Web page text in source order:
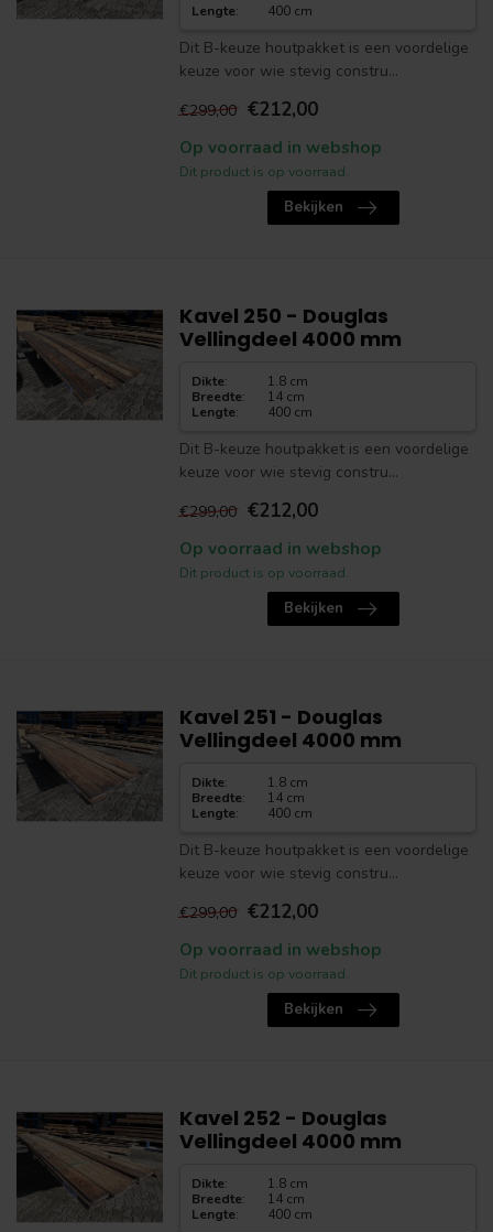
Lengte: 400 cm
Dit B-keuze houtpakket is een voordelige
keuze voor wie stevig constru...
€299,00 €212,00
Op voorraad in webshop
Dit product is op voorraad.
Bekijken
Kavel 250 - Douglas
Vellingdeel 4000 mm
Dikte:
1.8 cm
Breedte:
14 cm
Lengte: 400 cm
Dit B-keuze houtpakket is een voordelige
keuze voor wie stevig constru...
€299,00 €212,00
Op voorraad in webshop
Dit product is op voorraad.
Bekijken
Kavel 251 - Douglas
Vellingdeel 4000 mm
Dikte:
1.8 cm
Breedte:
14 cm
Lengte: 400 cm
Dit B-keuze houtpakket is een voordelige
keuze voor wie stevig constru...
€299,00 €212,00
Op voorraad in webshop
Dit product is op voorraad.
Bekijken
Kavel 252 - Douglas
Vellingdeel 4000 mm
Dikte:
1.8 cm
Breedte:
14 cm
Lengte: 400 cm